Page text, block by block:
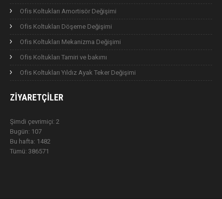
Ofis Koltukları Amortisör Değişimi
Ofis Koltukları Döşeme Değişimi
Ofis Koltukları Mekanizma Değişimi
Ofis Koltukları Tamiri ve bakımı
Ofis Koltukları Yıldız Ayak Teker Değişimi
ZIYARETÇILER
Şimdi çevrimiçi: 2
Bugün: 107
Bu hafta: 1482
Tümü: 386571